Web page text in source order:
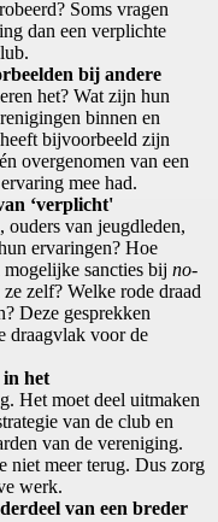
Soms vragen
dan een verplichte
bij andere
het? Wat zijn hun
binnen en
bijvoorbeeld zijn
overgenomen van een
mee had.
‘verplicht'
ouders van jeugdleden,
ervaringen? Hoe
sancties bij no-
zelf? Welke rode draad
Deze gesprekken
draagvlak voor de
het
Het moet deel uitmaken
van de club en
van de vereniging.
niet meer terug. Dus zorg
werk.
van een breder